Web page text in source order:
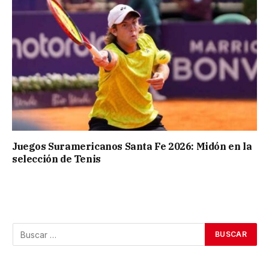
Juegos Suramericanos Santa Fe 2026: Midón en la
selección de Tenis